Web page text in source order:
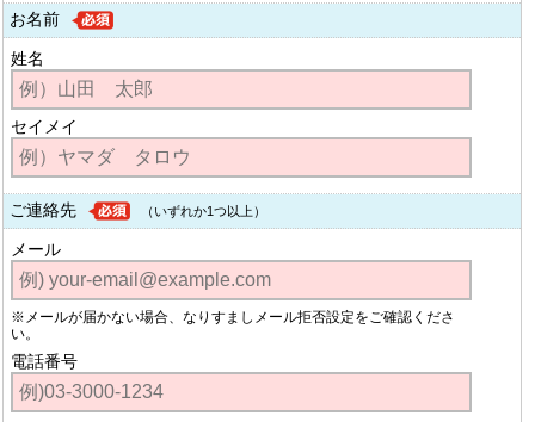
お名前
姓名
セイメイ
ご連絡先 （いずれか1つ以上）
メール
※メールが届かない場合、なりすましメール拒否設定をご確認くださ
い。
電話番号